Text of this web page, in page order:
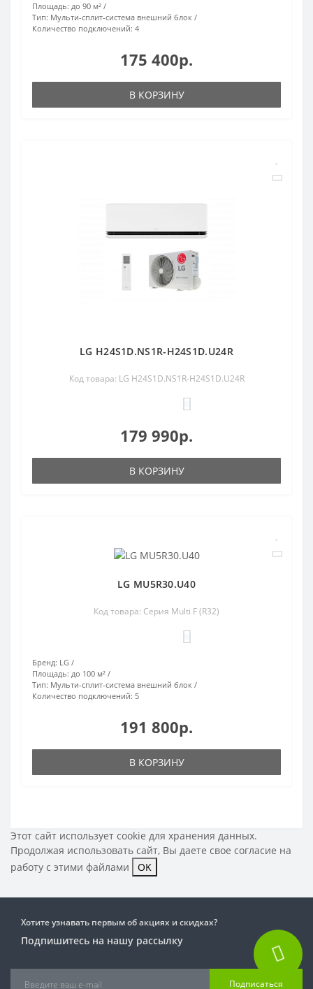
Площадь: до 90 м²
Тип: Мульти-сплит-система внешний блок
Количество подключений: 4
175 400р.
В КОРЗИНУ
LG H24S1D.NS1R-H24S1D.U24R
Код товара: LG H24S1D.NS1R-H24S1D.U24R
179 990р.
В КОРЗИНУ
LG MU5R30.U40
Код товара: Серия Multi F (R32)
Бренд: LG
Площадь: до 100 м²
Тип: Мульти-сплит-система внешний блок
Количество подключений: 5
191 800р.
В КОРЗИНУ
Этот сайт использует cookie для хранения данных.
Продолжая использовать сайт, Вы даете свое согласие на
работу с этими файлами
OK
Хотите узнавать первым об акциях и скидках?
Подпишитесь на нашу рассылку
Подписаться